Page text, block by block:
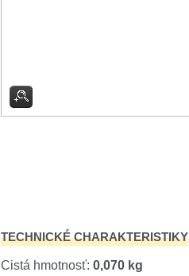
Japonské nože
Špeciálne nože
Ostrenie nožov
TECHNICKÉ CHARAKTERISTIKY
Cistá hmotnosť: 0,070 kg